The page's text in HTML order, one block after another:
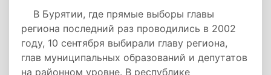
В Бурятии, где прямые выборы главы
региона последний раз проводились в 2002
году, 10 сентября выбирали главу региона,
глав муниципальных образований и депутатов
на районном уровне. В республике